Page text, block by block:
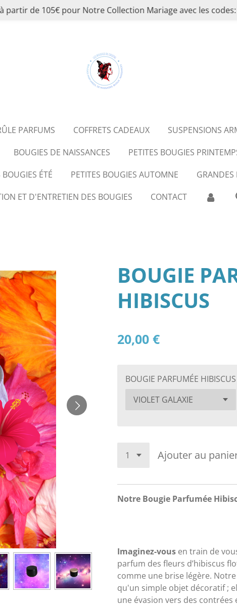
de 105€ pour Notre Collection Mariage avec les codes:
PARFUMS COFFRETS CADEAUX SUSPENSIONS
BOUGIES DE NAISSANCES PETITES BOUGIES
ÉTÉ PETITES BOUGIES AUTOMNE
ET D'ENTRETIEN DES BOUGIES
CONTACT
BOUGIE
HIBISCUS
20,00 €
BOUGIE PARFUMÉE HIBISCUS
Ajouter au
Notre Bougie Parfumée
Imaginez-vous en train de
parfum des fleurs d’hibiscus
comme une brise légère.
qu'un simple objet décoratif ;
une évasion vers des contrées